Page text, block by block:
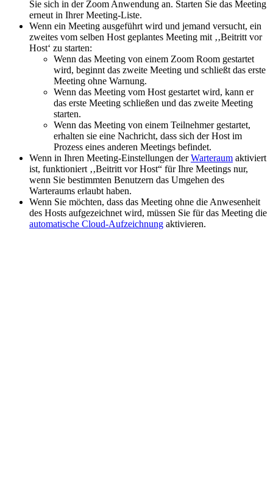
Sie sich in der Zoom Anwendung an. Starten Sie das Meeting
erneut in Ihrer Meeting-Liste.
Wenn ein Meeting ausgeführt wird und jemand versucht, ein
zweites vom selben Host geplantes Meeting mit ‚‚Beitritt vor
Host‘ zu starten:
Wenn das Meeting von einem Zoom Room gestartet
wird, beginnt das zweite Meeting und schließt das erste
Meeting ohne Warnung.
Wenn das Meeting vom Host gestartet wird, kann er
das erste Meeting schließen und das zweite Meeting
starten.
Wenn das Meeting von einem Teilnehmer gestartet,
erhalten sie eine Nachricht, dass sich der Host im
Prozess eines anderen Meetings befindet.
Wenn in Ihren Meeting-Einstellungen derWarteraum aktiviert
ist, funktioniert ‚‚Beitritt vor Host“ für Ihre Meetings nur,
wenn Sie bestimmten Benutzern das Umgehen des
Warteraums erlaubt haben.
Wenn Sie möchten, dass das Meeting ohne die Anwesenheit
des Hosts aufgezeichnet wird, müssen Sie für das Meeting die
automatische Cloud-Aufzeichnung aktivieren.